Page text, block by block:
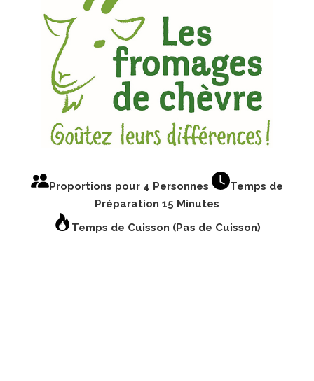
Proportions pour 4 Personnes
Temps de
Préparation 15 Minutes
Temps de Cuisson (Pas de Cuisson)